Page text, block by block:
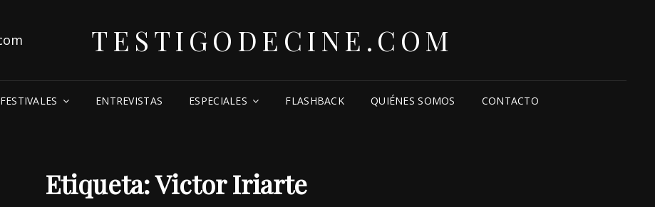
TESTIGODECINE.COM
FESTIVALES ENTREVISTAS ESPECIALES FLASHBACK QUIÉNES SOMOS CONTACTO
Etiqueta:Victor Iriarte